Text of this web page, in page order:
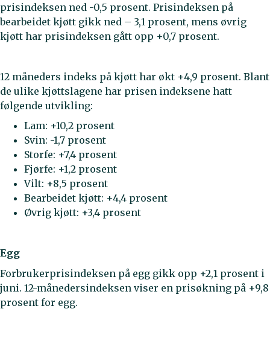
prisindeksen ned -0,5 prosent. Prisindeksen på
bearbeidet kjøtt gikk ned – 3,1 prosent, mens øvrig
kjøtt har prisindeksen gått opp +0,7 prosent.
12 måneders indeks på kjøtt har økt +4,9 prosent. Blant
de ulike kjøttslagene har prisen indeksene hatt
følgende utvikling:
Lam: +10,2 prosent
Svin: -1,7 prosent
Storfe: +7,4 prosent
Fjørfe: +1,2 prosent
Vilt: +8,5 prosent
Bearbeidet kjøtt: +4,4 prosent
Øvrig kjøtt: +3,4 prosent
Egg
Forbrukerprisindeksen på egg gikk opp +2,1 prosent i
juni. 12-månedersindeksen viser en prisøkning på +9,8
prosent for egg.